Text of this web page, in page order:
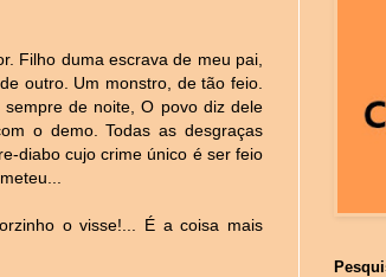
Filho duma escrava de meu pai,
outro. Um monstro, de tão feio.
de noite, O povo diz dele
o demo. Todas as desgraças
diabo cujo crime único é ser feio
o visse!... É a coisa mais